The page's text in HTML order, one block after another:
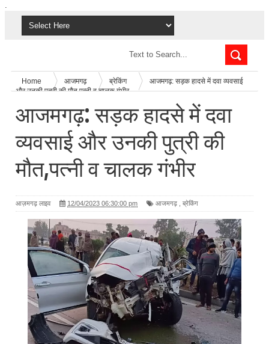
.
Home आजमगढ़ ब्रेकिंग
आजमगढ़: सड़क हादसे में दवा व्यवसाई
और उनकी पुत्री की मौत,पत्नी व चालक गंभीर
आजमगढ़: सड़क हादसे में दवा
व्यवसाई और उनकी पुत्री की
मौत,पत्नी व चालक गंभीर
आज़मगढ़ लाइव 12/04/2023 06:30:00 pm आजमगढ़ ब्रेकिंग